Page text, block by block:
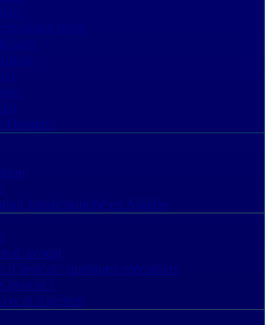
l'homme
Juridictionelle en Algérie
d’avocat
d’avocat : quelques spécialités
avocat ?
Algérien